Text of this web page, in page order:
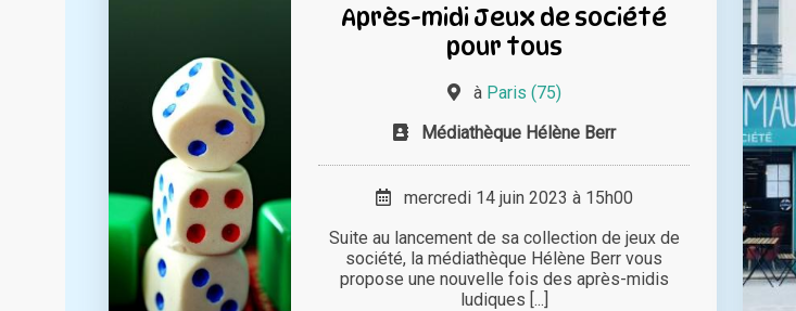
Après-midi Jeux de société
pour tous
à Paris (75)
Médiathèque Hélène Berr
mercredi 14 juin 2023 à 15h00
Suite au lancement de sa collection de jeux de
société, la médiathèque Hélène Berr vous
propose une nouvelle fois des après-midis
ludiques [...]